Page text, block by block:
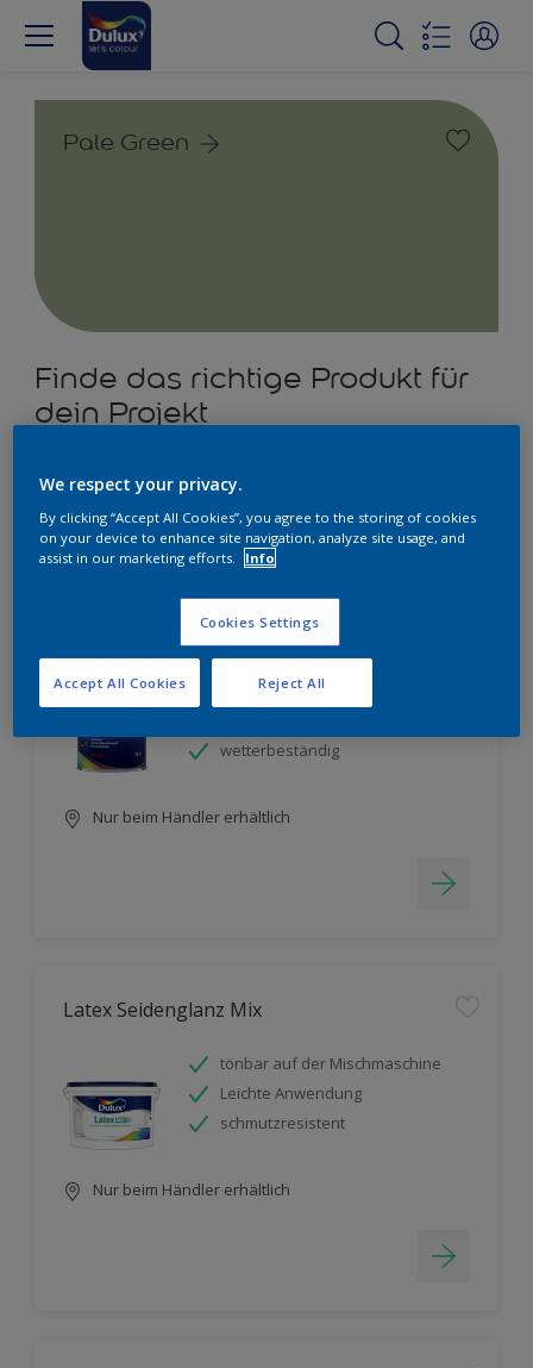
Pale Green
Finde das richtige Produkt für
dein Projekt
Filter
Buntlack Seidenmatt lösemittelbasiert Mix
hohe Deckkraft
wetterbeständig
Nur beim Händler erhältlich
Latex Seidenglanz Mix
tönbar auf der Mischmaschine
Leichte Anwendung
schmutzresistent
Nur beim Händler erhältlich
We respect your privacy.
By clicking “Accept All Cookies”, you agree to the storing of cookies
on your device to enhance site navigation, analyze site usage, and
assist in our marketing efforts.
Info
Cookies Settings
Reject All
Accept All Cookies